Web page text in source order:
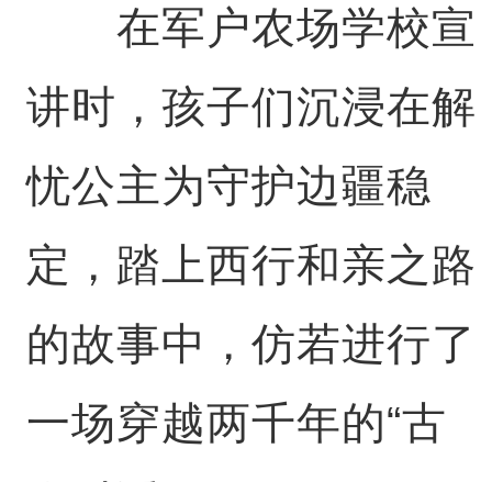
在军户农场学校宣
讲时，孩子们沉浸在解
忧公主为守护边疆稳
定，踏上西行和亲之路
的故事中，仿若进行了
一场穿越两千年的“古